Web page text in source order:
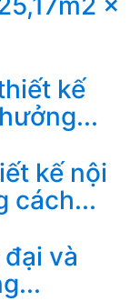
kế
kế nội
cách...
và